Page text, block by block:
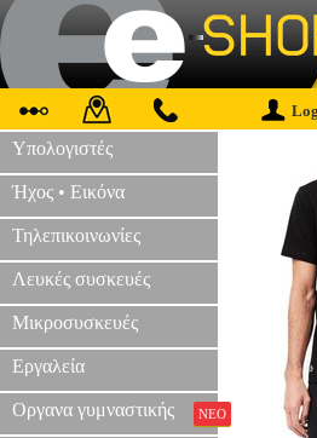
Υπολογιστές
Ήχος • Εικόνα
Τηλεπικοινωνίες
Λευκές συσκευές
Μικροσυσκευές
Εργαλεία
Οργανα γυμναστικής ΝΕΟ